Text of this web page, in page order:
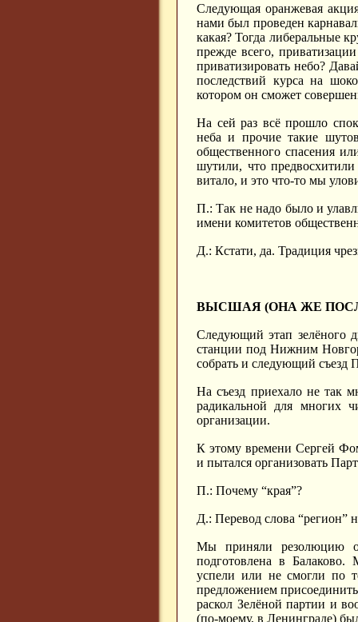
Следующая оранжевая
нами был проведен
какая? Тогда либеральные
прежде всего,
приватизировать небо?
последствий курса на
котором он сможет
На сей раз всё прошло
неба и прочие такие
общественного спасения
шутили, что
витало, и это что-то мы
П.: Так не надо было и
имени комитетов
Д.: Кстати, да. Традиция
ВЫСШАЯ (ОНА ЖЕ
Следующий этап зелёного
станции под Нижним
собрать и следующий съезд
На съезд приехало не так
радикальной для многих
организации.
К этому времени Сергей
и пытался организовать
П.: Почему “края”?
Д.: Перевод слова “регион”
Мы приняли резолюцию о
подготовлена в
успели или не смогли по
предложением
раскол Зелёной партии и
(по-моему, в Ленинграде)